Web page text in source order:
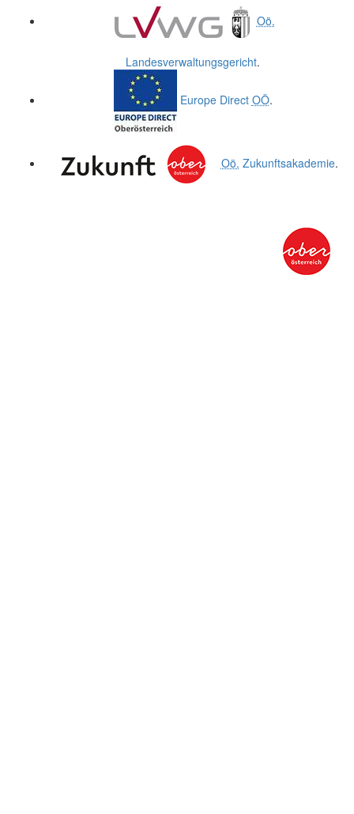
Oö.
Landesverwaltungsgericht.
Europe Direct OÖ.
Oö. Zukunftsakademie.